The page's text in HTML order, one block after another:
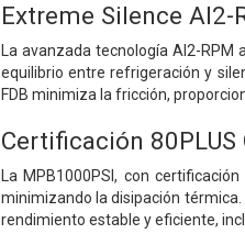
Extreme Silence AI2-
La avanzada tecnología AI2-
equilibrio entre refrigeración y
FDB minimiza la fricción,
Certificación 80PLUS
La MPB1000PSI, con
minimizando la disipación
rendimiento estable y eficiente,